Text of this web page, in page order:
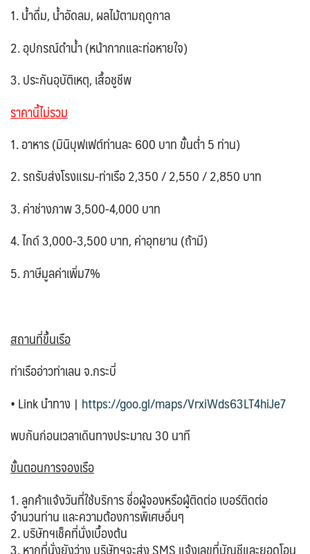
1. น้ำดื่ม, น้ำอัดลม, ผลไม้ตามฤดูกาล
2. อุปกรณ์ดำน้ำ (หน้ากากและท่อหายใจ)
3. ประกันอุบัติเหตุ, เสื้อชูชีพ
ราคานี้ไม่รวม
1.อาหาร (มินิบุฟเฟต์ท่านละ 600 บาท ขั้นต่ำ 5 ท่าน)
2. รถรับส่งโรงแรม-ท่าเรือ 2,350 / 2,550 / 2,850 บาท
3.ค่าช่างภาพ 3,500-4,000 บาท
4. ไกด์ 3,000-3,500 บาท,ค่าอุทยาน (ถ้ามี)
5.ภาษีมูลค่าเพิ่ม7%
สถานที่ขึ้นเรือ
ท่าเรืออ่าวท่าเลน จ.กระบี่
• Link นำทาง | https://goo.gl/maps/VrxiWds63LT4hiJe7
พบกันก่อนเวลาเดินทางประมาณ 30 นาที
ขั้นตอนการจองเรือ
1. ลูกค้าแจ้งวันที่ใช้บริการ ชื่อผู้จองหรือผู้ติดต่อ เบอร์ติดต่อ
จำนวนท่าน และความต้องการพิเศษอื่นๆ
2. บริษัทฯเช็คที่นั่งเบื้องต้น
3. หากที่นั่งยังว่าง บริษัทฯจะส่ง SMS แจ้งเลขที่บัญชีและยอดโอน